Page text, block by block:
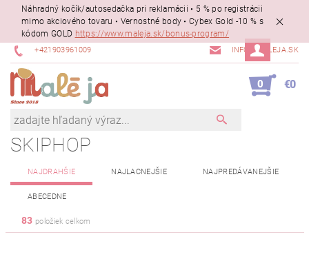
Náhradný kočík/autosedačka pri reklamácii • 5 % po registrácii
mimo akciového tovaru • Vernostné body • Cybex Gold -10 % s
kódom GOLD https://www.maleja.sk/bonus-program/
+421903961009 INFO@MALEJA.SK
0 €0
SKIPHOP
NAJDRAHŠIE NAJLACNEJŠIE NAJPREDÁVANEJŠIE
ABECEDNE
83 položiek celkom